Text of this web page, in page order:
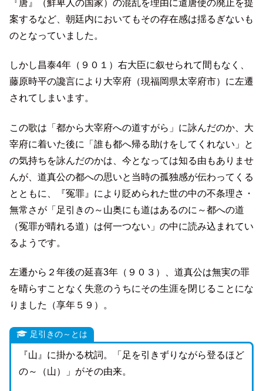
『唐』（鮮卑人の国家）の混乱を理由に遣唐使の廃止を提
案するなど、朝廷内においてもその存在感は揺るぎないも
のとなっていました。
しかし昌泰4年（９０１）右大臣に叙せられて間もなく、
藤原時平の讒言により大宰府（現福岡県太宰府市）に左遷
されてしまいます。
この歌は「都から大宰府への道すがら」に詠んだのか、大
宰府に着いた後に「誰も都へ帰る助けをしてくれない」と
の気持ちを詠んだのかは、今となっては知る由もありませ
んが、道真公の都への思いと当時の孤独感が伝わってくる
とともに、『冤罪』により貶められた世の中の不条理さ・
無常さが「足引きの～山奥にも道はあるのに～都への道
（冤罪が晴れる道）は何一つない」の中に読み込まれてい
るようです。
左遷から２年後の延喜3年（９０３）、道真公は無実の罪
を晴らすことなく失意のうちにその生涯を閉じることにな
りました（享年５９）。
足引きの～とは
『山』に掛かる枕詞。「足を引きずりながら登るほど
の～（山）」がその由来。